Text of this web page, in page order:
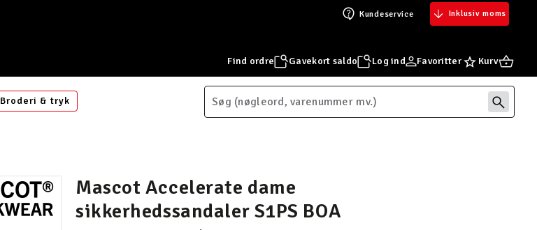
Kundeservice Inklusiv moms
Find ordre Gavekort saldo Log ind Favoritter Kurv
Broderi & tryk
Mascot Accelerate dame
sikkerhedssandaler S1PS BOA